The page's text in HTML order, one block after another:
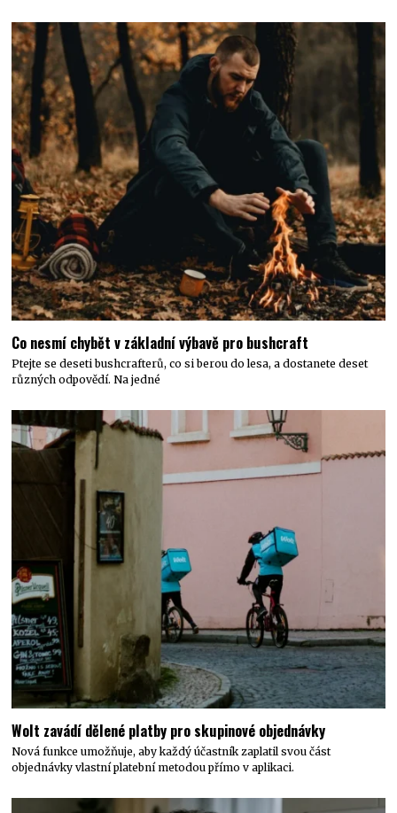
Co nesmí chybět v základní výbavě pro bushcraft
Ptejte se deseti bushcrafterů, co si berou do lesa, a dostanete deset
různých odpovědí. Na jedné
Wolt zavádí dělené platby pro skupinové objednávky
Nová funkce umožňuje, aby každý účastník zaplatil svou část
objednávky vlastní platební metodou přímo v aplikaci.